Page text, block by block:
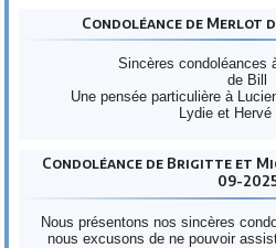
Condoléance de Merlot
Sincères condoléances
de Bill
Une pensée particulière à
Lydie et Hervé
Condoléance de Brigitte et
09-
Nous présentons nos sincères
nous excusons de ne pouvoir